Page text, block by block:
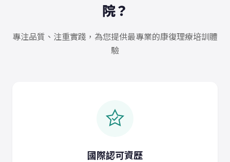
院？
專注品質、注重實踐，為您提供最專業的康復理療培訓體
驗
國際認可資歷